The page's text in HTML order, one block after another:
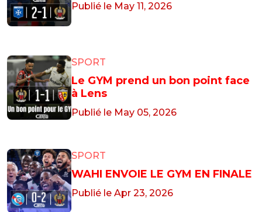
Publié le May 11, 2026
SPORT
Le GYM prend un bon point face
à Lens
Publié le May 05, 2026
SPORT
WAHI ENVOIE LE GYM EN FINALE
Publié le Apr 23, 2026